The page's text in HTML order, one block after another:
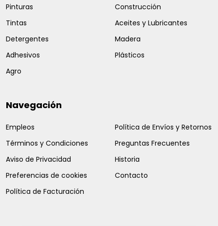
Pinturas
Tintas
Detergentes
Adhesivos
Agro
Construcción
Aceites y Lubricantes
Madera
Plásticos
Navegación
Empleos
Términos y Condiciones
Aviso de Privacidad
Preferencias de cookies
Política de Facturación
Política de Envíos y Retornos
Preguntas Frecuentes
Historia
Contacto